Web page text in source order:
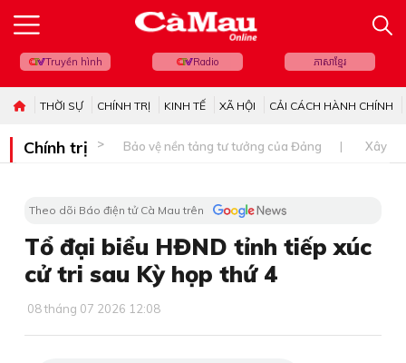
Truyền hình Radio ភាសាខ្មែរ
THỜI SỰ CHÍNH TRỊ KINH TẾ XÃ HỘI CẢI CÁCH HÀNH CHÍNH
Chính trị Bảo vệ nền tảng tư tưởng của Đảng Xây
Theo dõi Báo điện tử Cà Mau trên
Tổ đại biểu HĐND tỉnh tiếp xúc
cử tri sau Kỳ họp thứ 4
08 tháng 07 2026 12:08